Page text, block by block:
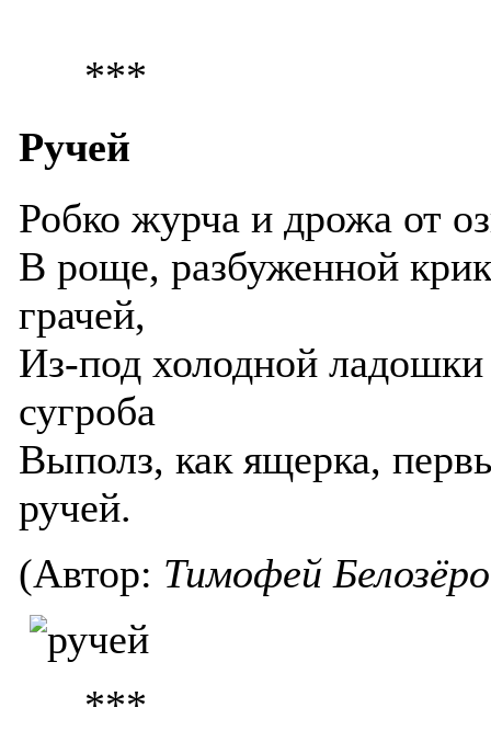
***
Ручей
Робко журча и дрожа от
В роще, разбуженной
грачей,
Из-под холодной ладошки
сугроба
Выполз, как ящерка,
ручей.
(Автор: Тимофей
***